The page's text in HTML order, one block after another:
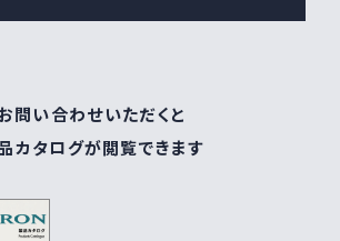
問い合わせいただくと
カタログが閲覧できます